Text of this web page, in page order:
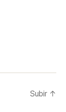
Subir ↑